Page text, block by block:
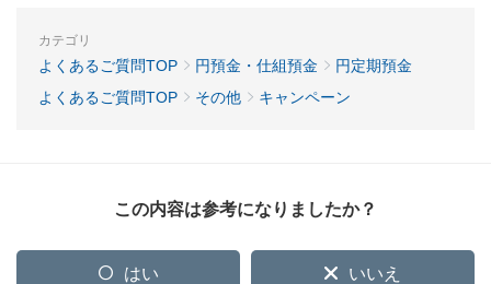
カテゴリ
よくあるご質問TOP 円預金・仕組預金
円定期預金
よくあるご質問TOP
その他 キャンペーン
この内容は参考になりましたか？
はい いいえ